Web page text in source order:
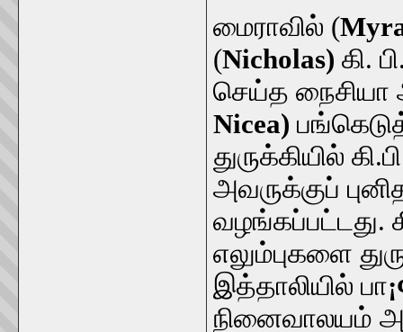
மைராவில் (
(Nicholas) கி.
செய்த
Nicea)
துருக்கியில்
அவருக்குப்
வழங்கப்பட்டது.
எலும்புகளை
இத்தாலியில் பா
நினைவாலயம்